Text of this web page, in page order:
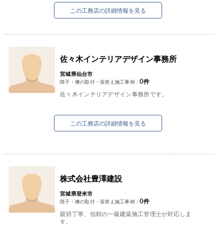
います。...
この工務店の詳細情報を見る
佐々木インテリアデザイン事務所
宮城県仙台市
障子・襖の取付・張替え施工事例： 0件
佐々木インテリアデザイン事務所です。
この工務店の詳細情報を見る
株式会社豊澤建設
宮城県登米市
障子・襖の取付・張替え施工事例： 0件
親切丁寧、信頼の一級建築施工管理士が対応しま
す。